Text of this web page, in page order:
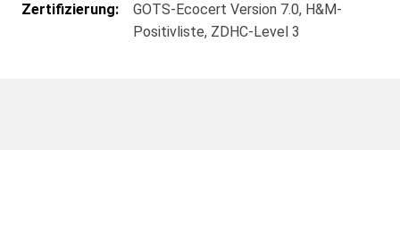
Zertifizierung: GOTS-Ecocert Version 7.0, H&M-
Positivliste, ZDHC-Level 3